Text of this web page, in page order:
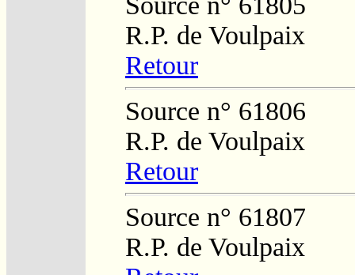
R.P. de Voulpaix
Retour
Source n° 61806
R.P. de Voulpaix
Retour
Source n° 61807
R.P. de Voulpaix